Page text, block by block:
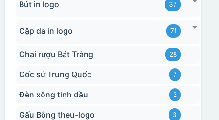
Bút in logo 37
Cặp da in logo 71
Chai rượu Bát Tràng 28
Cốc sứ Trung Quốc 7
Đèn xông tinh dầu 2
Gấu Bông theu-logo 3